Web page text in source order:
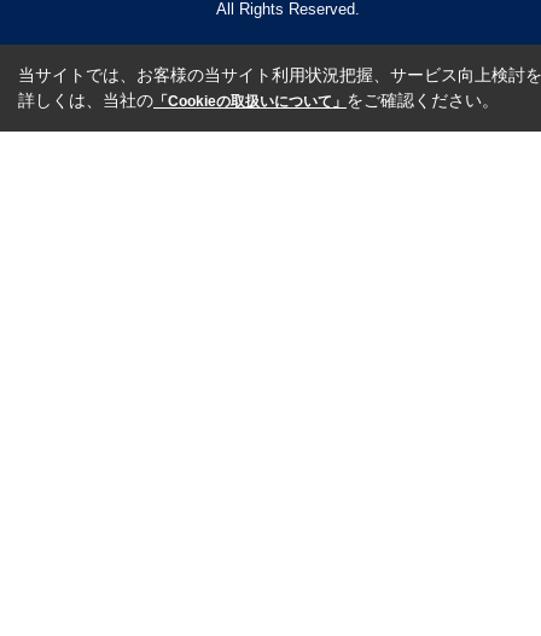
All Rights Reserved.
当サイトでは、お客様の当サイト利用状況把握、サービス向上検討
詳しくは、当社の 「Cookieの取扱いについて」 をご確認ください。